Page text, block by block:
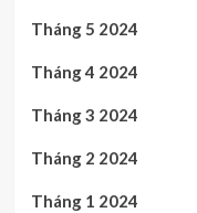
Tháng 5 2024
Tháng 4 2024
Tháng 3 2024
Tháng 2 2024
Tháng 1 2024